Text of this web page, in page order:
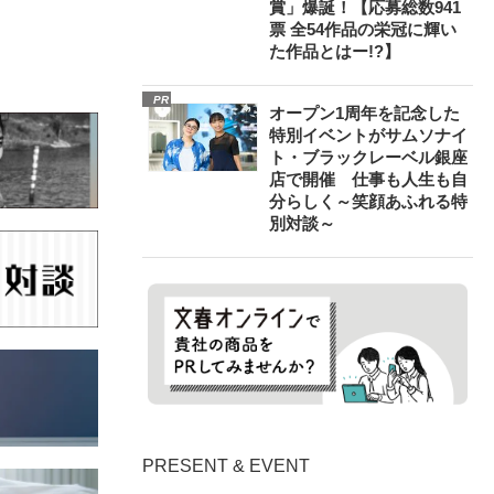
賞」爆誕！【応募総数941
票 全54作品の栄冠に輝い
た作品とはー!?】
PR
オープン1周年を記念した
特別イベントがサムソナイ
ト・ブラックレーベル銀座
店で開催 仕事も人生も自
分らしく～笑顔あふれる特
別対談～
PRESENT & EVENT